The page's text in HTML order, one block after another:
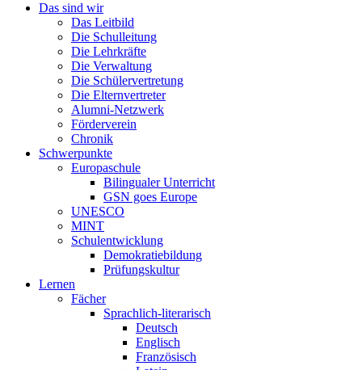
Das sind wir
Das Leitbild
Die Schulleitung
Die Lehrkräfte
Die Verwaltung
Die Schülervertretung
Die Elternvertreter
Alumni-Netzwerk
Förderverein
Chronik
Schwerpunkte
Europaschule
Bilingualer Unterricht
GSN goes Europe
UNESCO
MINT
Schulentwicklung
Demokratiebildung
Prüfungskultur
Lernen
Fächer
Sprachlich-literarisch
Deutsch
Englisch
Französisch